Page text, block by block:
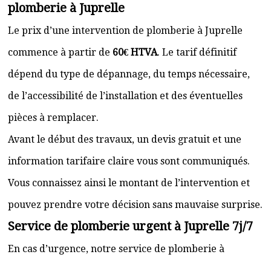
plomberie à Juprelle
Le prix d’une intervention de plomberie à Juprelle
commence à partir de 60€ HTVA. Le tarif définitif
dépend du type de dépannage, du temps nécessaire,
de l’accessibilité de l’installation et des éventuelles
pièces à remplacer.
Avant le début des travaux, un devis gratuit et une
information tarifaire claire vous sont communiqués.
Vous connaissez ainsi le montant de l’intervention et
pouvez prendre votre décision sans mauvaise surprise.
Service de plomberie urgent à Juprelle 7j/7
En cas d’urgence, notre service de plomberie à